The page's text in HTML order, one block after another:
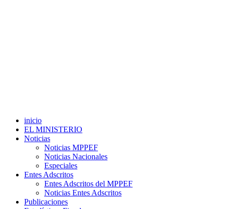
inicio
EL MINISTERIO
Noticias
Noticias MPPEF
Noticias Nacionales
Especiales
Entes Adscritos
Entes Adscritos del MPPEF
Noticias Entes Adscritos
Publicaciones